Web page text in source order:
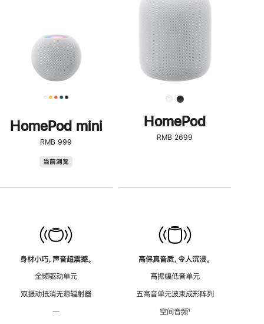
HomePod mini
RMB 999
当前浏览
身材小巧，声音超震撼。
全频驱动单元
双振动抵消无源辐射器
—
了
解
HomePod<
HomePod
RMB 2699
高保真音质，令人沉浸。
高振幅低音单元
五高音单元波束成形阵列
空间音频脚
¹